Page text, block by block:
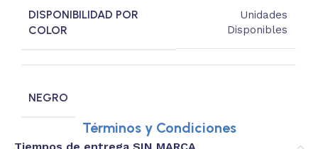
DISPONIBILIDAD POR
COLOR
Unidades
Disponibles
NEGRO
Términos y Condiciones
Tiempos de entrega SIN MARCA